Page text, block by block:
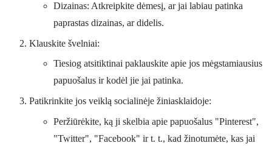
Dizainas: Atkreipkite dėmesį, ar jai labiau patinka
paprastas dizainas, ar didelis.
Klauskite švelniai:
Tiesiog atsitiktinai paklauskite apie jos mėgstamiausius
papuošalus ir kodėl jie jai patinka.
Patikrinkite jos veiklą socialinėje žiniasklaidoje:
Peržiūrėkite, ką ji skelbia apie papuošalus "Pinterest",
"Twitter", "Facebook" ir t. t., kad žinotumėte, kas jai